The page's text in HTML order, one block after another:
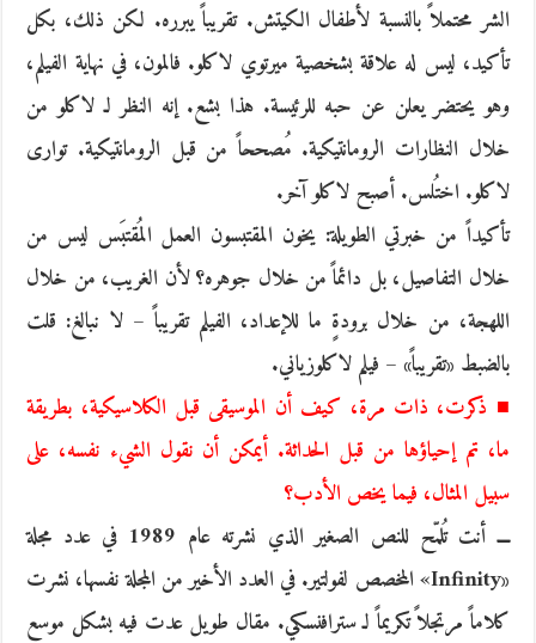
الشر محتملاً بالنسبة لأطفال الكيتش. تقريباً يبرره. لكن ذلك، بكل
تأكيد، ليس له علاقة بشخصية ميرتوي لاكلو. فالمون، في نهاية الفيلم،
وهو يحتضر يعلن عن حبه للرئيسة. هذا بشع. إنه النظر لـ لاكلو من
خلال النظارات الرومانتيكية. مُصححاً من قبل الرومانتيكية. توارى
لاكلو. اختُلس. أصبح لاكلو آخر.
تأكيداً من خبرتي الطويلة: يخون المقتبسون العمل المُقتبَس ليس من
خلال التفاصيل، بل دائماً من خلال جوهره؟ لأن الغريب، من خلال
اللهجة، من خلال برودةٍ ما للإعداد، الفيلم تقريباً – لا نبالغ: قلت
بالضبط «تقريباً» – فيلم لاكلوزياني.
■ ذكرت، ذات مرة، كيف أن الموسيقى قبل الكلاسيكية، بطريقة
ما، تم إحياؤها من قبل الحداثة. أيمكن أن نقول الشيء نفسه، على
سبيل المثال، فيما يخص الأدب؟
ـــ أنت تُلمّح للنص الصغير الذي نشرته عام 1989 في عدد مجلة
«Infinity» المخصص لفولتير. في العدد الأخير من المجلة نفسها، نشرت
كلاماً مرتجلاً تكريماً لـ سترافنسكي. مقال طويل عدت فيه بشكل موسع